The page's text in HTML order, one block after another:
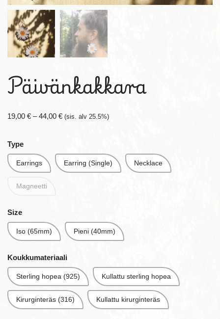
Päivänkakkara
19,00 € – 44,00 € (sis. alv 25.5%)
Type
Earrings Earring (Single) Necklace
Magneetti
Size
Iso (65mm) Pieni (40mm)
Koukkumateriaali
Sterling hopea (925) Kullattu sterling hopea
Kirurginteräs (316) Kullattu kirurginteräs